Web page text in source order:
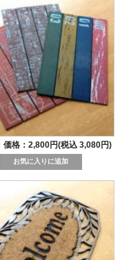
価格：2,800円(税込 3,080円)